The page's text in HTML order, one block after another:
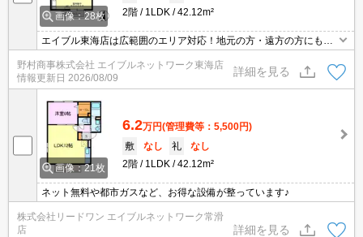
画像：28枚
2階
1LDK 42.12m²
エイブル東海店は広範囲のエリア対応！地元の方・遠方の方にも公
平な視点で提案♪見るだけ・オンライン可！
野村商事株式会社 エイブルネットワーク東海店
情報更新日 2026/08/09
詳細を見る
画像：21枚
6.2万円(管理費等：5,500円)
敷
なし 礼
なし
2階
1LDK 42.12m²
ネット無料や都市ガスなど、お得な設備が整っています♪
株式会社リードワン エイブルネットワーク常滑
店
詳細を見る